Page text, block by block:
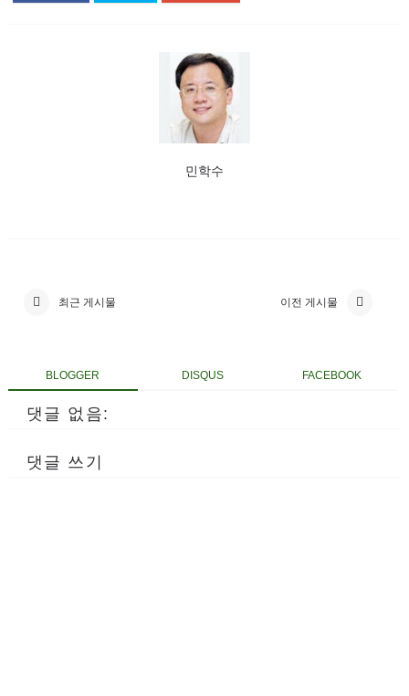
민학수
최근 게시물 이전 게시물
BLOGGER DISQUS FACEBOOK
댓글 없음:
댓글 쓰기